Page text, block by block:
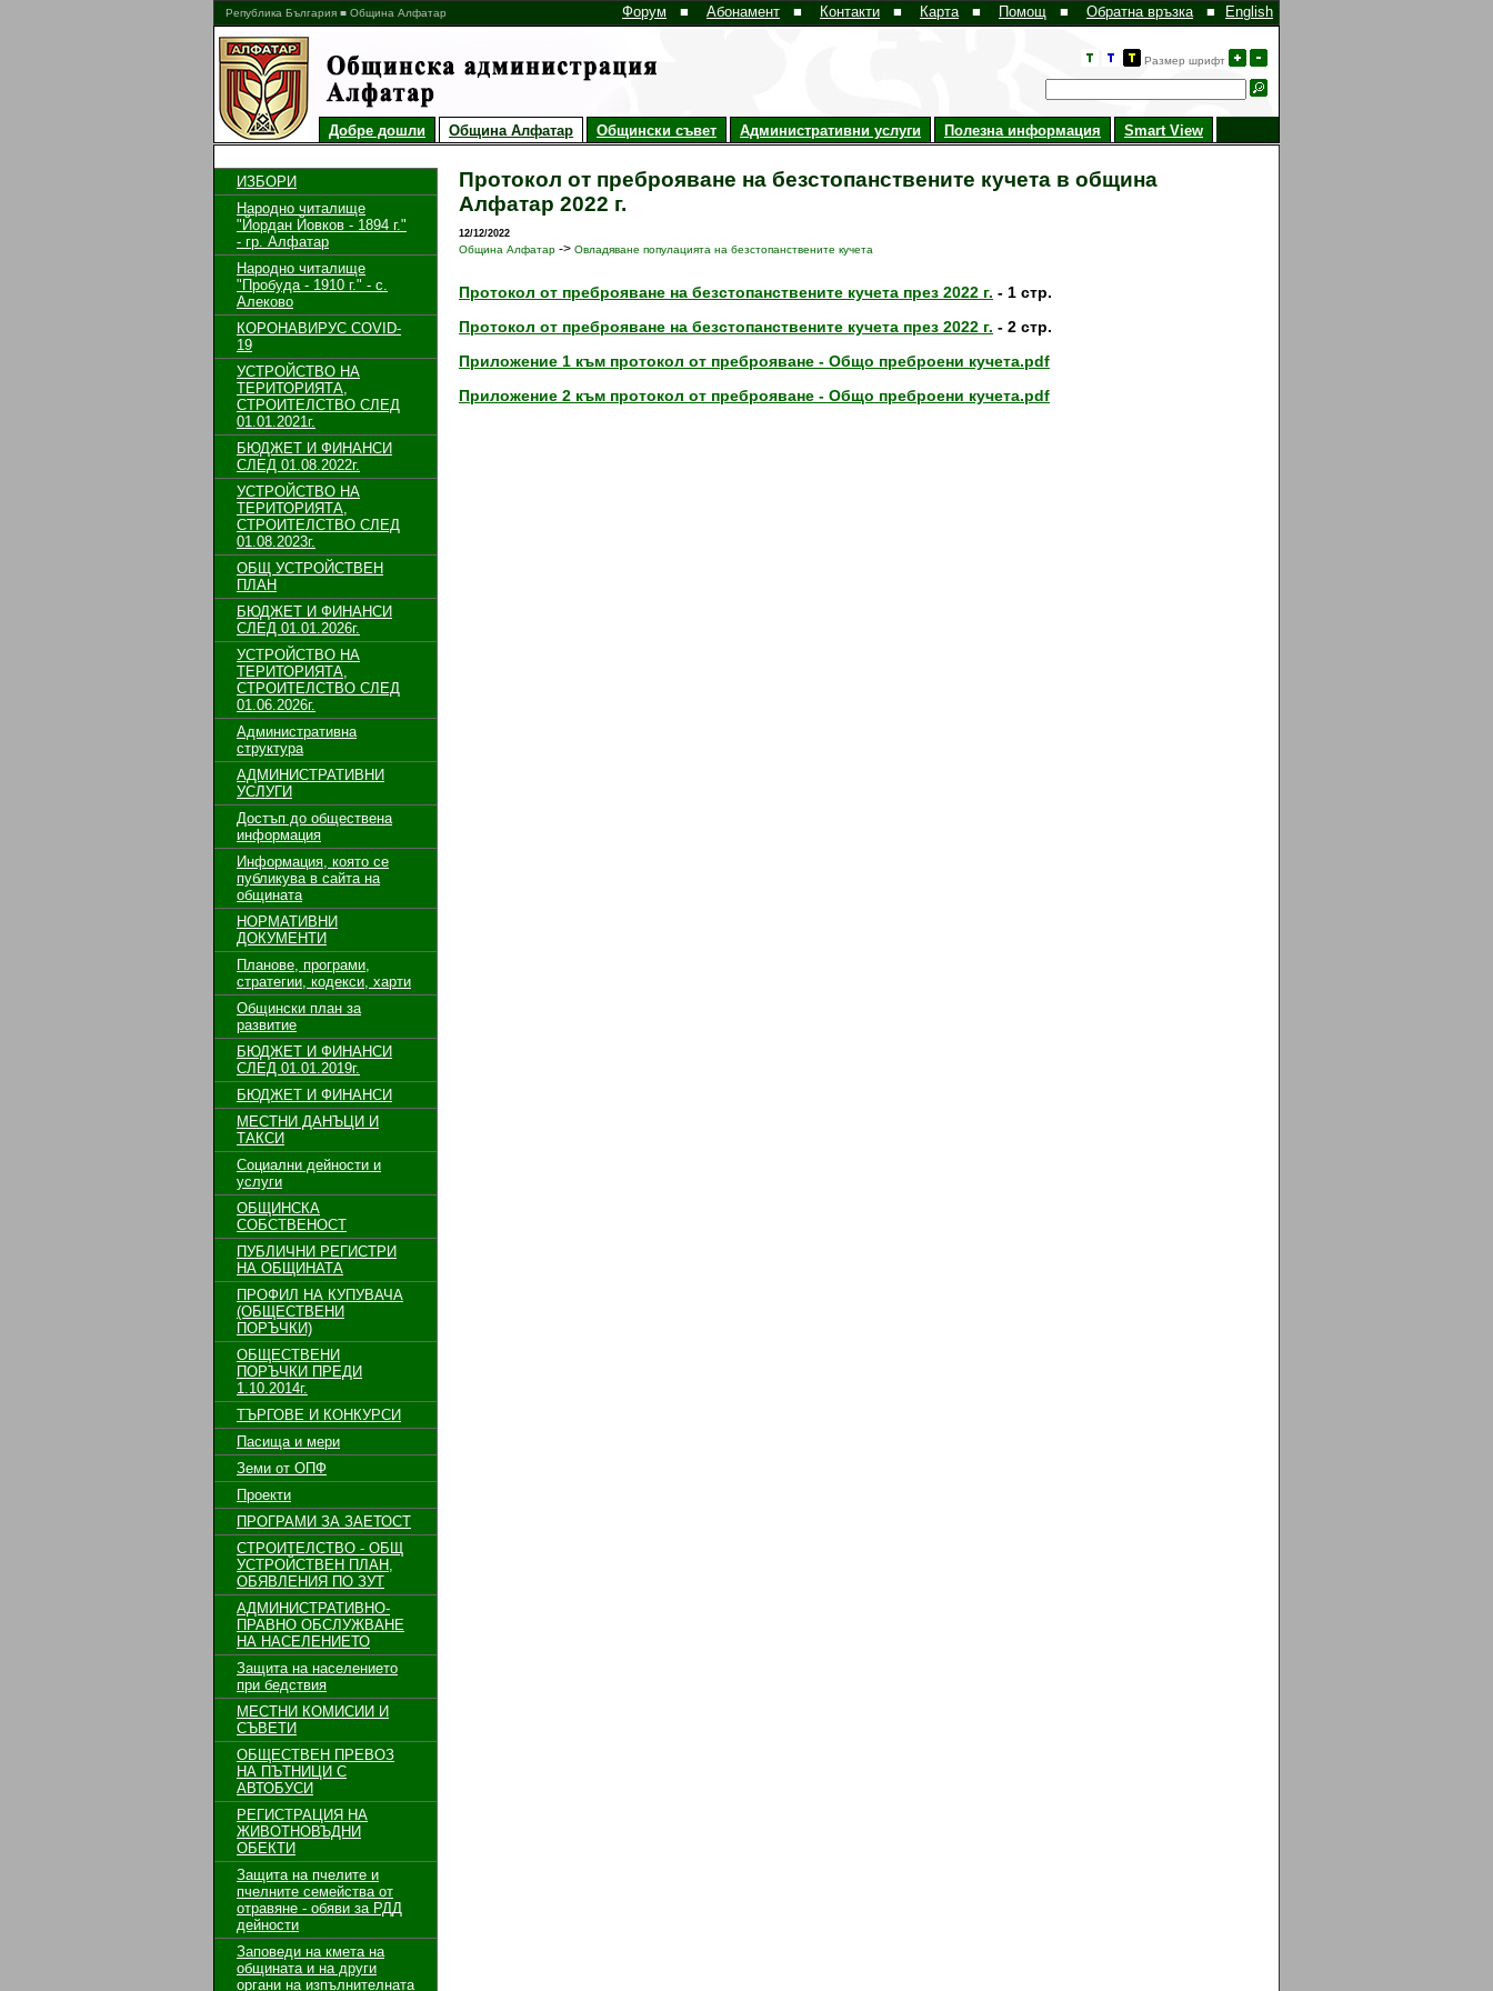
Република България ■ Община Алфатар English
Форум ■ Абонамент ■ Контакти ■ Карта ■ Помощ ■ Обратна връзка ■
Размер шрифт
Добре дошли Община Алфатар Общински съвет Административни услуги Полезна информация Smart View
ИЗБОРИ
Народно читалище
"Йордан Йовков - 1894 г."
- гр. Алфатар
Народно читалище
"Пробуда - 1910 г." - с.
Алеково
КОРОНАВИРУС COVID-
19
УСТРОЙСТВО НА
ТЕРИТОРИЯТА,
СТРОИТЕЛСТВО СЛЕД
01.01.2021г.
БЮДЖЕТ И ФИНАНСИ
СЛЕД 01.08.2022г.
УСТРОЙСТВО НА
ТЕРИТОРИЯТА,
СТРОИТЕЛСТВО СЛЕД
01.08.2023г.
ОБЩ УСТРОЙСТВЕН
ПЛАН
БЮДЖЕТ И ФИНАНСИ
СЛЕД 01.01.2026г.
УСТРОЙСТВО НА
ТЕРИТОРИЯТА,
СТРОИТЕЛСТВО СЛЕД
01.06.2026г.
Административна
структура
АДМИНИСТРАТИВНИ
УСЛУГИ
Достъп до обществена
информация
Информация, която се
публикува в сайта на
общината
НОРМАТИВНИ
ДОКУМЕНТИ
Планове, програми,
стратегии, кодекси, харти
Общински план за
развитие
БЮДЖЕТ И ФИНАНСИ
СЛЕД 01.01.2019г.
БЮДЖЕТ И ФИНАНСИ
МЕСТНИ ДАНЪЦИ И
ТАКСИ
Социални дейности и
услуги
ОБЩИНСКА
СОБСТВЕНОСТ
ПУБЛИЧНИ РЕГИСТРИ
НА ОБЩИНАТА
ПРОФИЛ НА КУПУВАЧА
(ОБЩЕСТВЕНИ
ПОРЪЧКИ)
ОБЩЕСТВЕНИ
ПОРЪЧКИ ПРЕДИ
1.10.2014г.
ТЪРГОВЕ И КОНКУРСИ
Пасища и мери
Земи от ОПФ
Проекти
ПРОГРАМИ ЗА ЗАЕТОСТ
СТРОИТЕЛСТВО - ОБЩ
УСТРОЙСТВЕН ПЛАН,
ОБЯВЛЕНИЯ ПО ЗУТ
АДМИНИСТРАТИВНО-
ПРАВНО ОБСЛУЖВАНЕ
НА НАСЕЛЕНИЕТО
Защита на населението
при бедствия
МЕСТНИ КОМИСИИ И
СЪВЕТИ
ОБЩЕСТВЕН ПРЕВОЗ
НА ПЪТНИЦИ С
АВТОБУСИ
РЕГИСТРАЦИЯ НА
ЖИВОТНОВЪДНИ
ОБЕКТИ
Защита на пчелите и
пчелните семейства от
отравяне - обяви за РДД
дейности
Заповеди на кмета на
общината и на други
органи на изпълнителната
Протокол от преброяване на безстопанствените кучета в община
Алфатар 2022 г.
12/12/2022
Община Алфатар -> Овладяване популацията на безстопанствените кучета
Протокол от преброяване на безстопанствените кучета през 2022 г. - 1 стр.
Протокол от преброяване на безстопанствените кучета през 2022 г. - 2 стр.
Приложение 1 към протокол от преброяване - Общо преброени кучета.pdf
Приложение 2 към протокол от преброяване - Общо преброени кучета.pdf